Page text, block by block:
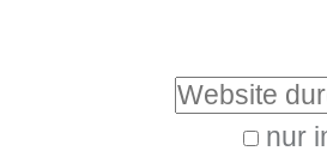
Website durchsuchen
nur